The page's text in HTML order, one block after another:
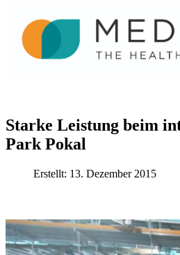
Starke Leistung beim
Park Pokal
Erstellt: 13. Dezember 2015